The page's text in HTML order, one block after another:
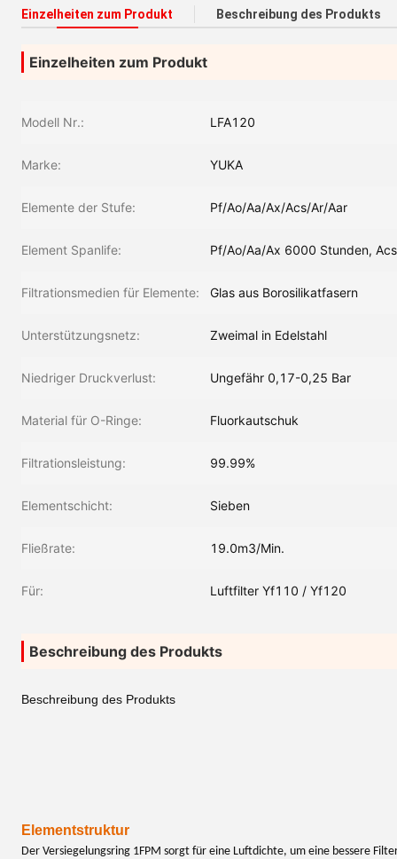
Einzelheiten zum Produkt Beschreibung des Produkts
Einzelheiten zum Produkt
Modell Nr.: LFA120
Marke: YUKA
Elemente der Stufe: Pf/Ao/Aa/Ax/Acs/Ar/Aar
Element Spanlife: Pf/Ao/Aa/Ax 6000 Stunden,
Filtrationsmedien für Elemente: Glas aus Borosilikatfasern
Unterstützungsnetz: Zweimal in Edelstahl
Niedriger Druckverlust: Ungefähr 0,17-0,25 Bar
Material für O-Ringe: Fluorkautschuk
Filtrationsleistung: 99.99%
Elementschicht: Sieben
Fließrate: 19.0m3/Min.
Für: Luftfilter Yf110 / Yf120
Beschreibung des Produkts
Beschreibung des Produkts
Elementstruktur
Der Versiegelungsring 1FPM sorgt für eine Luftdichte, um eine bessere